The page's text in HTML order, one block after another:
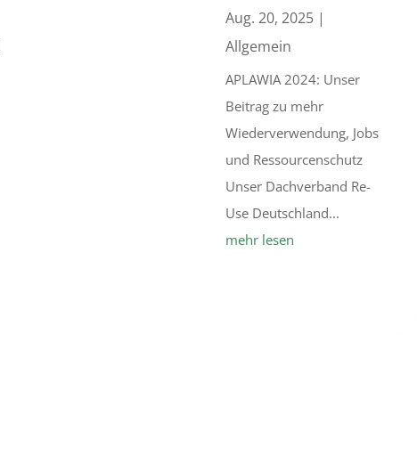
Aug. 20, 2025|
Allgemein
APLAWIA 2024: Unser
Beitrag zu mehr
Wiederverwendung, Jobs
und Ressourcenschutz
Unser Dachverband Re-
Use Deutschland...
mehr lesen